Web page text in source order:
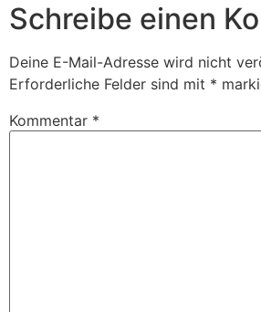
Schreibe einen
Deine E-Mail-Adresse wird nicht
Erforderliche Felder sind mit *
Kommentar *